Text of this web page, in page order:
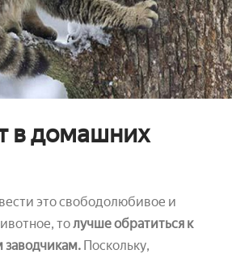
в домашних
это свободолюбивое и
толучше обратиться к
Поскольку,